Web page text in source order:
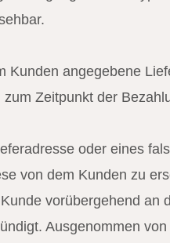
Kunden angegebene
Zeitpunkt der
oder eines
von dem Kunden zu
vorübergehend an
Ausgenommen